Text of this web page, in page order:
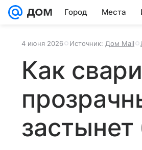
Город Места
4 июня 2026 Источник: Дом Mail
Как